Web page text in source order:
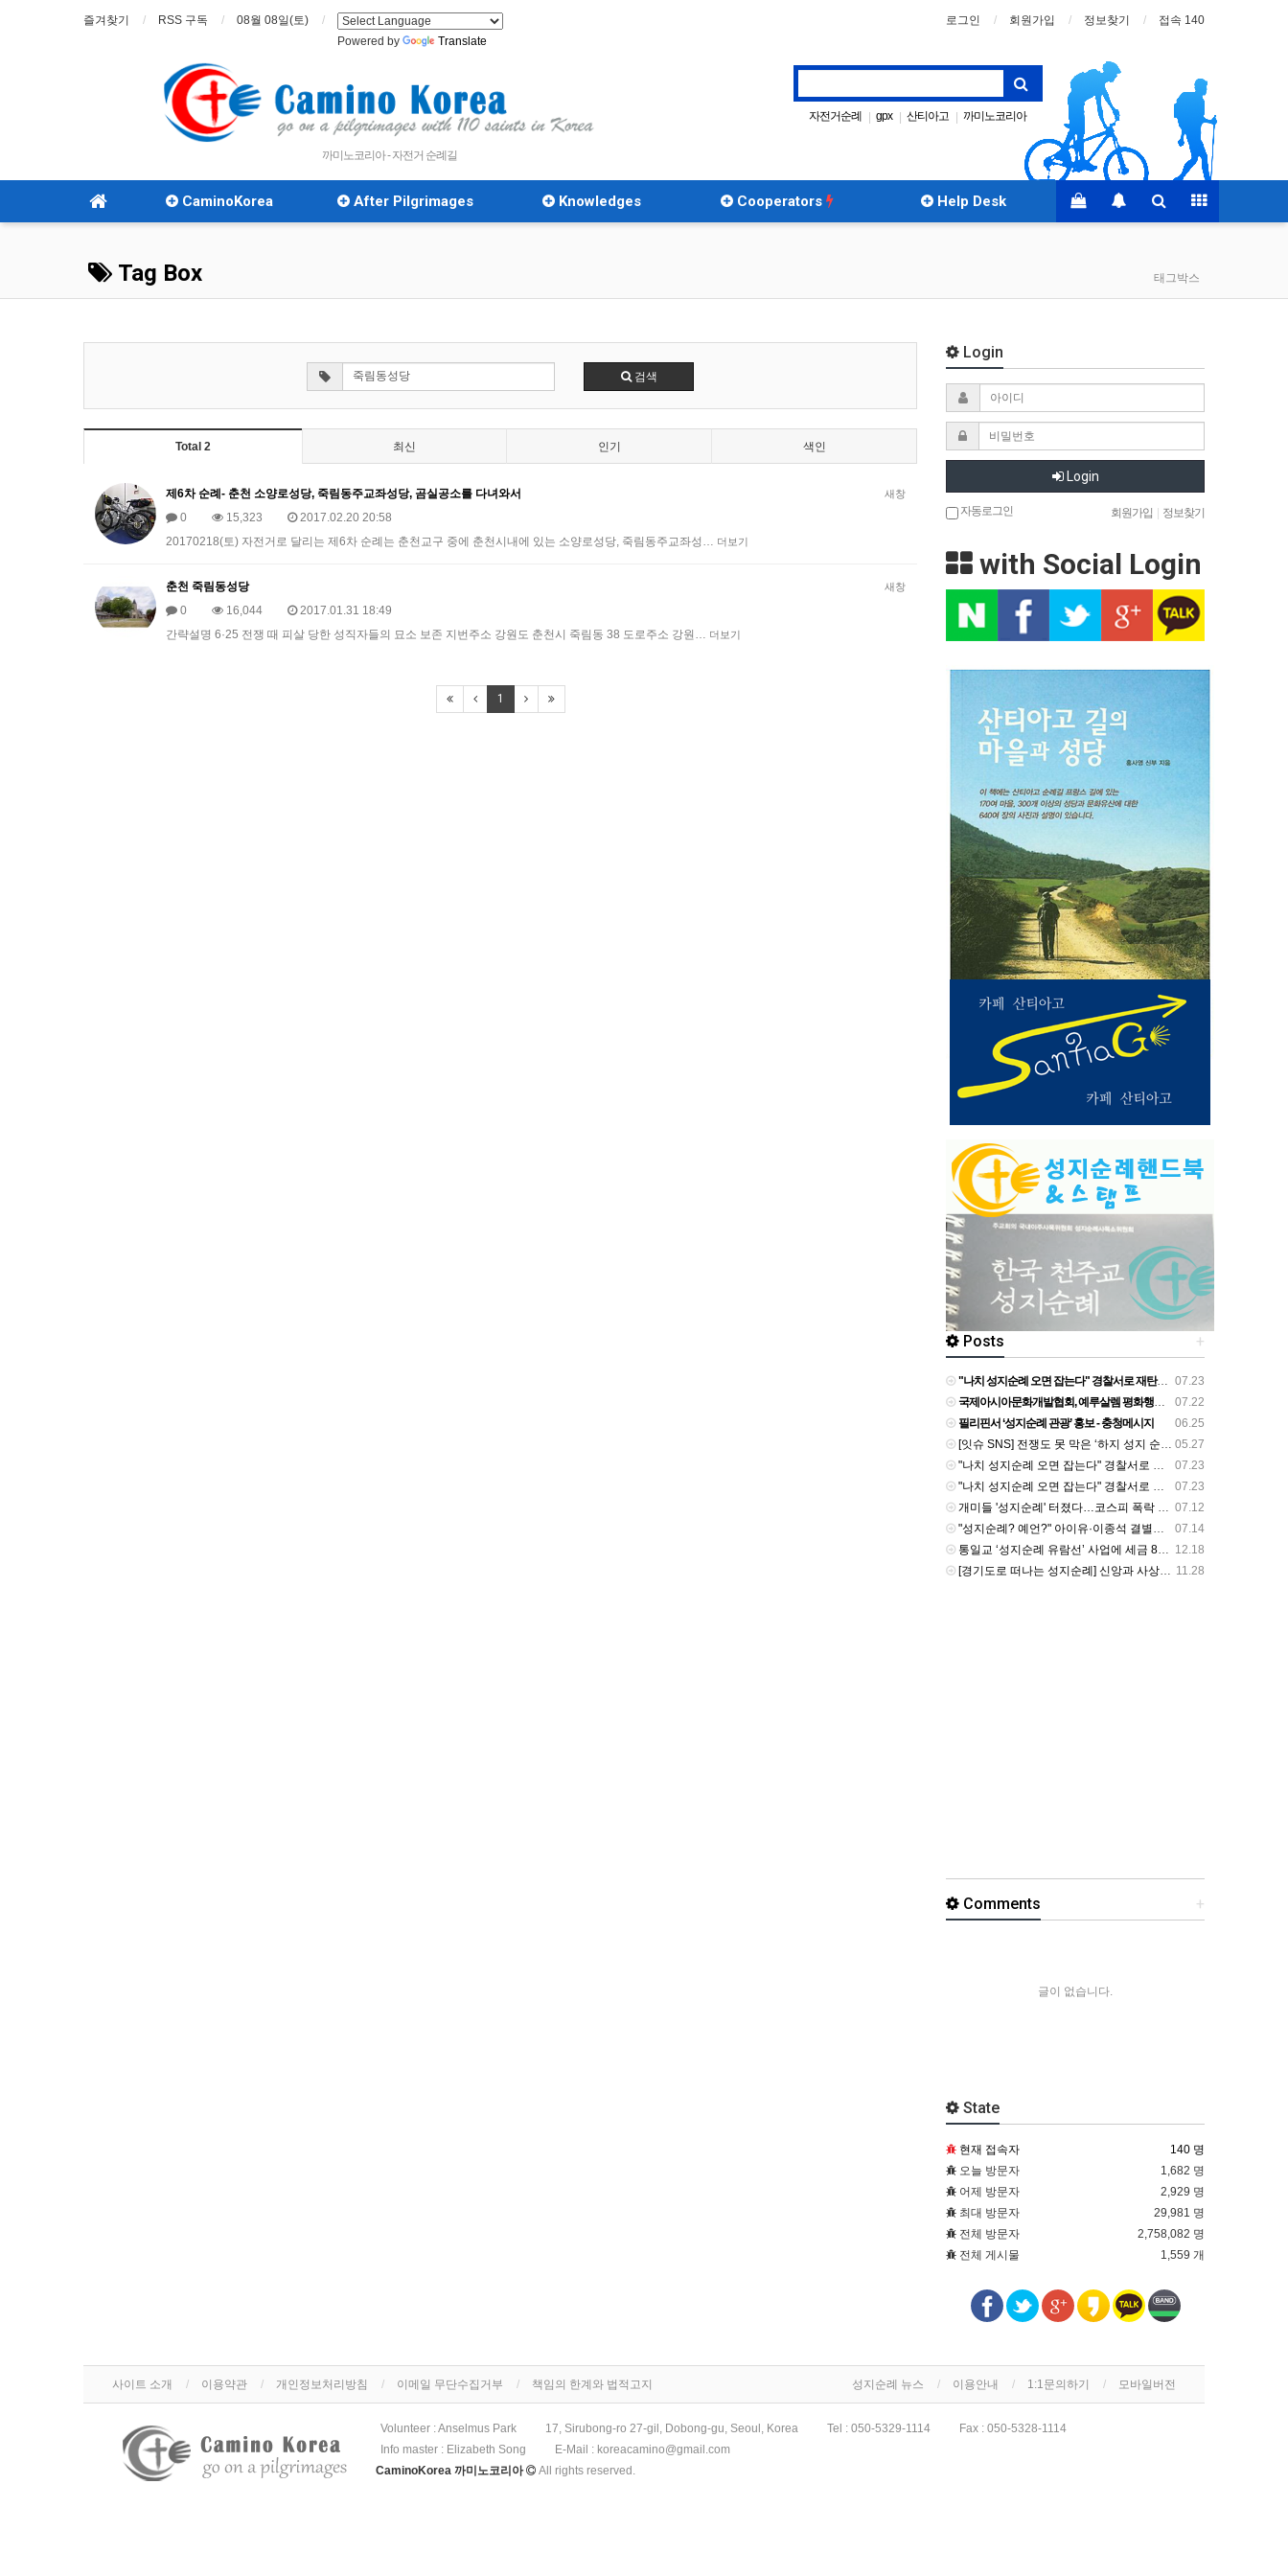
즐겨찾기 RSS 구독
08월 08일(토)
Powered by
Translate
로그인 회원가입 정보찾기 접속 140
까미노코리아 - 자전거 순례길
자전거순례 | gpx | 산티아고 | 까미노코리아
CaminoKorea After Pilgrimages Knowledges Cooperators Help Desk
Tag Box 태그박스
검색
Total 2 최신 인기 색인
새창
제6차 순례- 춘천 소양로성당, 죽림동주교좌성당, 곰실공소를 다녀와서
0
15,323
2017.02.20 20:58
20170218(토) 자전거로 달리는 제6차 순례는 춘천교구 중에 춘천시내에 있는 소양로성당, 죽림동주교좌성… 더보기
새창
춘천 죽림동성당
0
16,044
2017.01.31 18:49
간략설명 6·25 전쟁 때 피살 당한 성직자들의 묘소 보존 지번주소 강원도 춘천시 죽림동 38 도로주소 강원… 더보기
1
Login
Login
자동로그인 회원가입 정보찾기
with Social Login
+
Posts
07.23
"나치 성지순례 오면 잡는다" 경찰서로 재탄생한 히틀러 생가 - v.daum.net
07.22
국제아시아문화개발협회, 예루살렘 평화행사·성지순례 - v.daum.net
06.25
필리핀서 ‘성지순례 관광’ 홍보 - 충청메시지
05.27
[잇슈 SNS] 전쟁도 못 막은 ‘하지 성지 순례’ 시작…사우디 최고 경계 태세 - KBS 뉴스
07.23
"나치 성지순례 오면 잡는다" 경찰서로 재탄생한 히틀러 생가 - v.daum.net
07.23
"나치 성지순례 오면 잡는다" 경찰서로 재탄생한 히틀러 생가 - v.daum.net
07.12
개미들 '성지순례' 터졌다…코스피 폭락 정확히 맞힌 보고서, 이번엔 "지금 사야" - 네이트
07.14
"성지순례? 예언?" 아이유·이종석 결별에 무속인 점사까지..과도한 추측 '눈살' [Oh!쎈 초점] - v.daum.net
12.18
통일교 ‘성지순례 유람선’ 사업에 세금 80억 투입 확인 - 뉴스타파
11.28
[경기도로 떠나는 성지순례] 신앙과 사상 겹쳐 쌓은 궤적 역동하는 도시를 이루다 - v.daum.net
+
Comments
글이 없습니다.
State
현재 접속자
140 명
오늘 방문자
1,682 명
어제 방문자
2,929 명
최대 방문자
29,981 명
전체 방문자
2,758,082 명
전체 게시물
1,559 개
사이트 소개 이용약관 개인정보처리방침 이메일 무단수집거부 책임의 한계와 법적고지 성지순례 뉴스 이용안내 1:1문의하기 모바일버전
Volunteer : Anselmus Park 17, Sirubong-ro 27-gil, Dobong-gu, Seoul, Korea Tel : 050-5329-1114 Fax : 050-5328-1114
Info master : Elizabeth Song
E-Mail : koreacamino@gmail.com
CaminoKorea 까미노코리아
All rights reserved.